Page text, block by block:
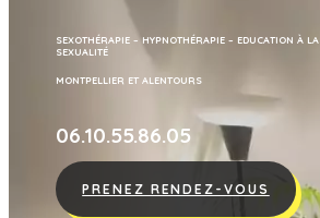
SEXOTHÉRAPIE – HYPNOTHÉRAPIE – EDUCATION À LA
SEXUALITÉ
MONTPELLIER ET ALENTOURS
06.10.55.86.05
PRENEZ RENDEZ-VOUS